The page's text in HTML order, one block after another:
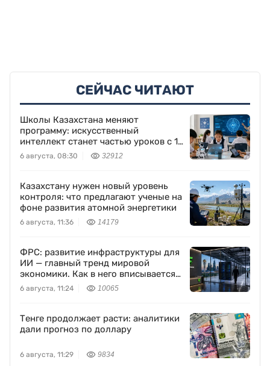
СЕЙЧАС ЧИТАЮТ
Школы Казахстана меняют
программу: искусственный
интеллект станет частью уроков с 1
класса
6 августа, 08:30 32912
Казахстану нужен новый уровень
контроля: что предлагают ученые на
фоне развития атомной энергетики
6 августа, 11:36 14179
ФРС: развитие инфраструктуры для
ИИ — главный тренд мировой
экономики. Как в него вписывается
Freedom Holding Corp.
6 августа, 11:24 10065
Тенге продолжает расти: аналитики
дали прогноз по доллару
6 августа, 11:29 9834